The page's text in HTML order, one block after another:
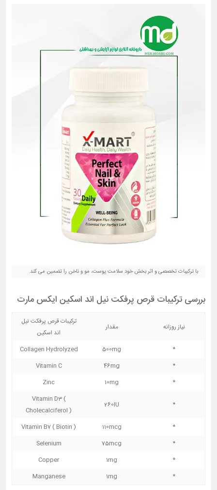
با ترکیبات تخصصی و اثر بخش خود سلامت پوست، مو و ناخن را تضمین می کند.
بررسی ترکیبات قرص پرفکت نیل اند اسکین ایکس مارت
نیاز روزانه مقدار
ترکیبات قرص پرفکت نیل
اند اسکین
*
500mg
Collagen Hydrolyzed
*
46mg
Vitamin C
*
10mg
Zinc
*
260IU
Vitamin D3 (
Cholecalciferol )
*
110mcg
Vitamin B7 ( Biotin )
*
75mcg
Selenium
*
1mg
Copper
*
1mg
Manganese